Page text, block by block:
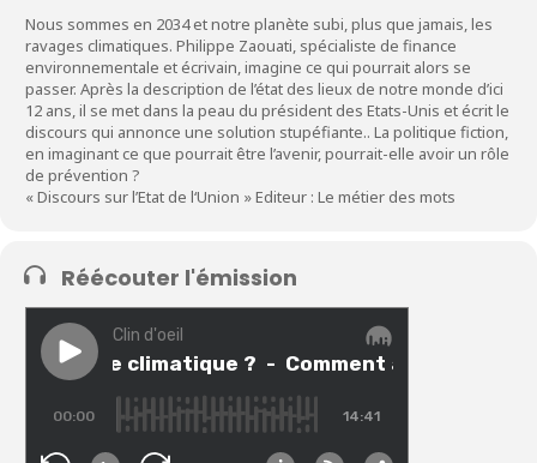
Nous sommes en 2034 et notre planète subi, plus que jamais, les
ravages climatiques. Philippe Zaouati, spécialiste de finance
environnementale et écrivain, imagine ce qui pourrait alors se
passer. Après la description de l’état des lieux de notre monde d’ici
12 ans, il se met dans la peau du président des Etats-Unis et écrit le
discours qui annonce une solution stupéfiante.. La politique fiction,
en imaginant ce que pourrait être l’avenir, pourrait-elle avoir un rôle
de prévention ?
« Discours sur l’Etat de l‘Union » Editeur : Le métier des mots
Réécouter l'émission